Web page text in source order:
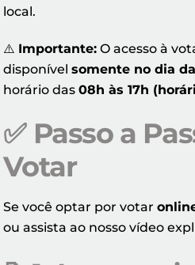
local.
⚠️ Importante: O acesso à
disponívelsomente no dia
horário das08h às 17h
✅ Passo a
Votar
Se você optar por votar
ou assista ao nosso vídeo